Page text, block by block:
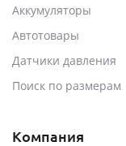
Аккумуляторы
Автотовары
Датчики давления
Поиск по размерам
Компания